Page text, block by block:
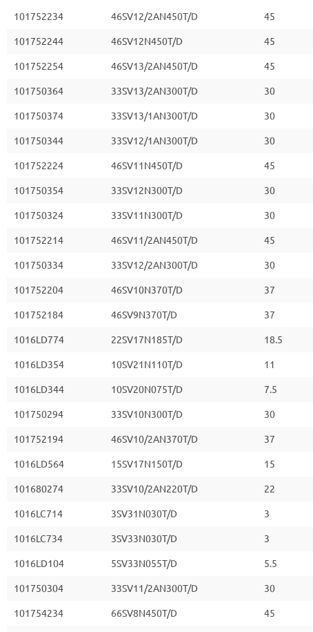
101752234 46SV12/2AN450T/D 45
101752244 46SV12N450T/D 45
101752254 46SV13/2AN450T/D 45
101750364 33SV13/2AN300T/D 30
101750374 33SV13/1AN300T/D 30
101750344 33SV12/1AN300T/D 30
101752224 46SV11N450T/D 45
101750354 33SV12N300T/D 30
101750324 33SV11N300T/D 30
101752214 46SV11/2AN450T/D 45
101750334 33SV12/2AN300T/D 30
101752204 46SV10N370T/D 37
101752184 46SV9N370T/D 37
1016LD774 22SV17N185T/D 18.5
1016LD354 10SV21N110T/D 11
1016LD344 10SV20N075T/D 7.5
101750294 33SV10N300T/D 30
101752194 46SV10/2AN370T/D 37
1016LD564 15SV17N150T/D 15
101680274 33SV10/2AN220T/D 22
1016LC714 3SV31N030T/D 3
1016LC734 3SV33N030T/D 3
1016LD104 5SV33N055T/D 5.5
101750304 33SV11/2AN300T/D 30
101754234 66SV8N450T/D 45